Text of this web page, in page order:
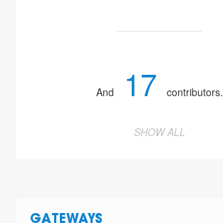
And 17 contributors.
SHOW ALL
GATEWAYS